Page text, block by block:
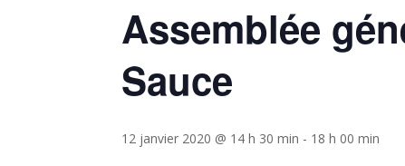
Assemblée
Sauce
12 janvier 2020 @ 14 h 30 min - 18 h 00 min